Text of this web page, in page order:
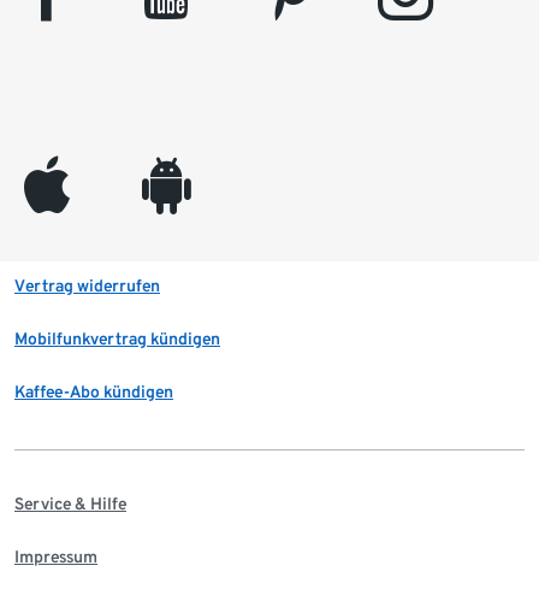
appleinc android
Vertrag widerrufen
Mobilfunkvertrag kündigen
Kaffee-Abo kündigen
Service & Hilfe
Impressum